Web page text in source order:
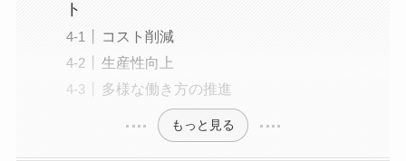
ト
コスト削減
生産性向上
多様な働き方の推進
もっと見る